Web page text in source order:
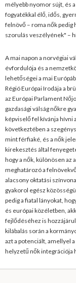
mélyebb nyomor sújt, és
fogyatékkal élő, idős,
felnövő – roma nők pedig
szorulás veszélyének" –
A mai napon a norvégiai
évfordulója és a
lehetőségei a mai
Régió Európai Irodája a
az Európai Parlament
gazdasági válság nőkre
képviselő fel kívánja hívni
következtében a
mint férfiaké, és a nők
kirekesztés által
hogy a nők, különösen az
meghatározó a
alacsony oktatási
gyakorol egész
pedig a fiatal lányokat,
és európai közéletben,
fejlődéséhez is
kilábalás során a
azt a potenciált, amellyel
helyzetű nők integrációja